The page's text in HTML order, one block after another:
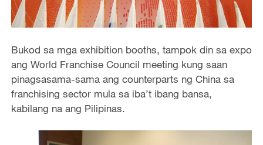
Bukod sa mga exhibition booths, tampok din sa expo
ang World Franchise Council meeting kung saan
pinagsasama-sama ang counterparts ng China sa
franchising sector mula sa iba’t ibang bansa,
kabilang na ang Pilipinas.